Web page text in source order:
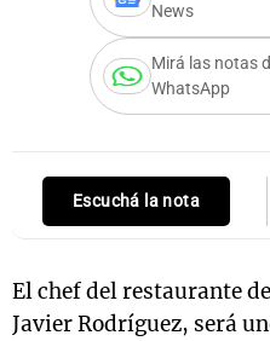
News
Mirá las notas
WhatsApp
Escuchá la nota
El chef del restaurante
Javier Rodríguez, será